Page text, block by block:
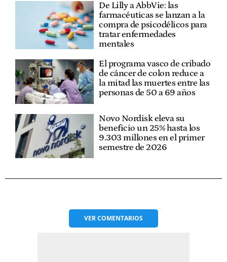
De Lilly a AbbVie: las
farmacéuticas se lanzan a la
compra de psicodélicos para
tratar enfermedades
mentales
El programa vasco de cribado
de cáncer de colon reduce a
la mitad las muertes entre las
personas de 50 a 69 años
Novo Nordisk eleva su
beneficio un 25% hasta los
9.303 millones en el primer
semestre de 2026
VERCOMENTARIOS